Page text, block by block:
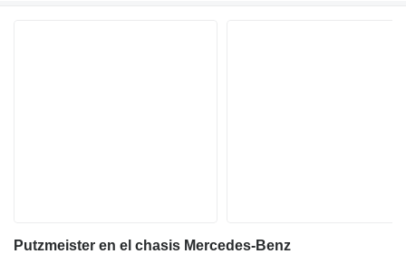
Putzmeister en el chasis Mercedes-Benz